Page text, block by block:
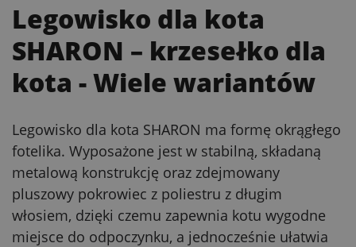
Legowisko dla kota
SHARON – krzesełko dla
kota - Wiele wariantów
Legowisko dla kota SHARON ma formę okrągłego
fotelika. Wyposażone jest w stabilną, składaną
metalową konstrukcję oraz zdejmowany
pluszowy pokrowiec z poliestru z długim
włosiem, dzięki czemu zapewnia kotu wygodne
miejsce do odpoczynku, a jednocześnie ułatwia